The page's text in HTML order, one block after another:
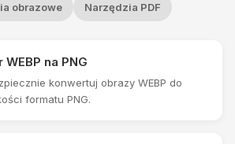
obrazowe Narzędzia PDF
na PNG
konwertuj obrazy WEBP do
formatu PNG.